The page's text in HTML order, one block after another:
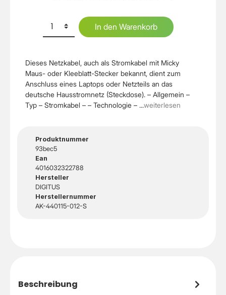
Dieses Netzkabel, auch als Stromkabel mit Micky
Maus- oder Kleeblatt-Stecker bekannt, dient zum
Anschluss eines Laptops oder Netzteils an das
deutsche Hausstromnetz (Steckdose). – Allgemein –
Typ – Stromkabel – – Technologie – ...weiterlesen
Produktnummer
93bec5
Ean
4016032322788
Hersteller
DIGITUS
Herstellernummer
AK-440115-012-S
In den Warenkorb
Beschreibung